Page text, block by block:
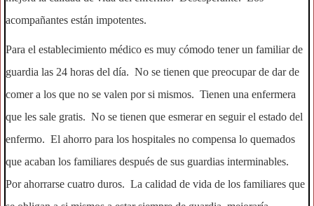
acompañantes están impotentes.
Para el establecimiento médico es muy cómodo tener un familiar de
guardia las 24 horas del día. No se tienen que preocupar de dar de
comer a los que no se valen por si mismos. Tienen una enfermera
que les sale gratis. No se tienen que esmerar en seguir el estado del
enfermo. El ahorro para los hospitales no compensa lo quemados
que acaban los familiares después de sus guardias interminables.
Por ahorrarse cuatro duros. La calidad de vida de los familiares que